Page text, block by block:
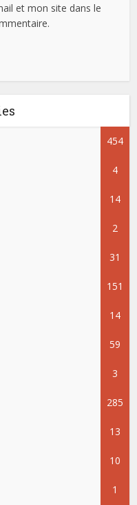
et mon site dans le
454
4
14
2
31
151
14
59
3
285
13
10
1